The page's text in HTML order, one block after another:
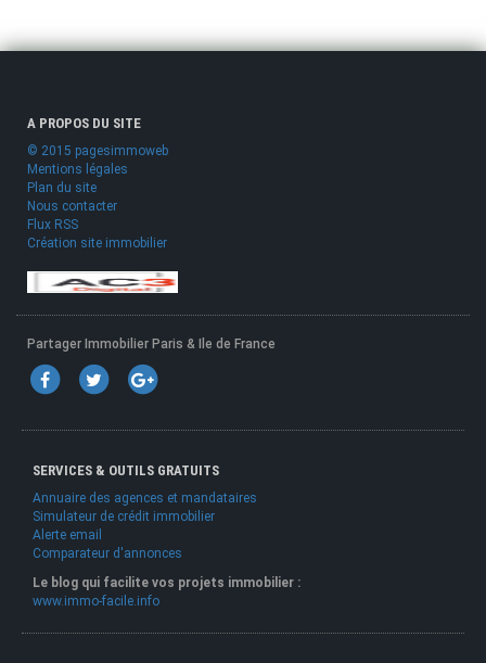
A PROPOS DU SITE
© 2015 pagesimmoweb
Mentions légales
Plan du site
Nous contacter
Flux RSS
Création site immobilier
Partager Immobilier Paris & Ile de France
SERVICES & OUTILS GRATUITS
Annuaire des agences et mandataires
Simulateur de crédit immobilier
Alerte email
Comparateur d'annonces
Le blog qui facilite vos projets immobilier :
www.immo-facile.info